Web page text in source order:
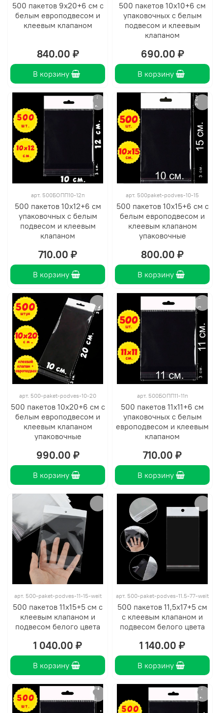
500 пакетов 9х20+6 см с
белым европодвесом и
клеевым клапаном
840.00 ₽
В корзину
500 пакетов 10х10+6 см
упаковочных с белым
подвесом и клеевым
клапаном
690.00 ₽
В корзину
арт. 500БОПП10-12п
500 пакетов 10х12+6 см
упаковочных с белым
подвесом и клеевым
клапаном
710.00 ₽
В корзину
арт. 500paket-podves-10-15
500 пакетов 10х15+6 см с
белым европодвесом и
клеевым клапаном
упаковочные
800.00 ₽
В корзину
арт. 500-paket-podves-10-20
500 пакетов 10х20+6 см с
белым европодвесом и
клеевым клапаном
упаковочные
990.00 ₽
В корзину
арт. 500БОПП11-11п
500 пакетов 11х11+6 см
упаковочных с белым
европодвесом и клеевым
клапаном
710.00 ₽
В корзину
арт. 500-paket-podves-11-15-weit
500 пакетов 11х15+5 см с
клеевым клапаном и
подвесом белого цвета
1 040.00 ₽
В корзину
арт. 500-paket-podves-11.5-77-weit
500 пакетов 11,5х17+5 см
с клеевым клапаном и
подвесом белого цвета
1 140.00 ₽
В корзину